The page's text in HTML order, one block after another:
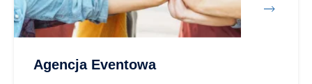
Agencja Eventowa